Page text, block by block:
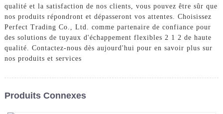
qualité et la satisfaction de nos clients, vous pouvez être sûr que
nos produits répondront et dépasseront vos attentes. Choisissez
Perfect Trading Co., Ltd. comme partenaire de confiance pour
des solutions de tuyaux d'échappement flexibles 2 1 2 de haute
qualité. Contactez-nous dès aujourd'hui pour en savoir plus sur
nos produits et services
Produits Connexes